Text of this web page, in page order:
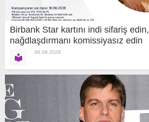
Birbank Star kartını indi sifariş edin,
nağdlaşdırmanı komissiyasız edin
06.08.2026